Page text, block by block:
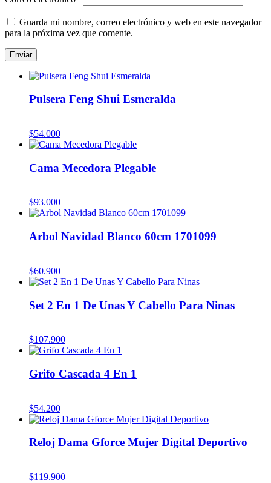
Guarda mi nombre, correo electrónico y web en este navegador
para la próxima vez que comente.
Pulsera Feng Shui Esmeralda
$54.000
Cama Mecedora Plegable
$93.000
Arbol Navidad Blanco 60cm 1701099
$60.900
Set 2 En 1 De Unas Y Cabello Para Ninas
$107.900
Grifo Cascada 4 En 1
$54.200
Reloj Dama Gforce Mujer Digital Deportivo
$119.900